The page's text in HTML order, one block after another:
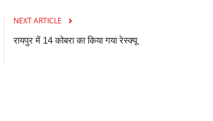
NEXT ARTICLE
रायपुर में 14 कोबरा का किया गया रेस्क्यू